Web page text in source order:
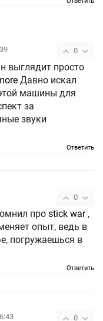
0
выглядит просто
Давно искал
машины для
за
звуки
Ответить
0
про stick war,
опыт, ведь в
погружаешься в
Ответить
0